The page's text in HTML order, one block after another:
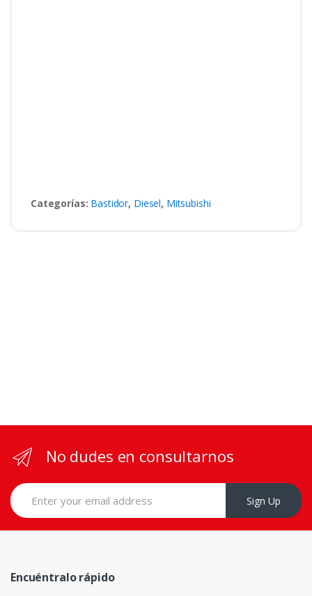
Categorías: Bastidor, Diesel, Mitsubishi
No dudes en consultarnos
Sign Up
Encuéntralo rápido